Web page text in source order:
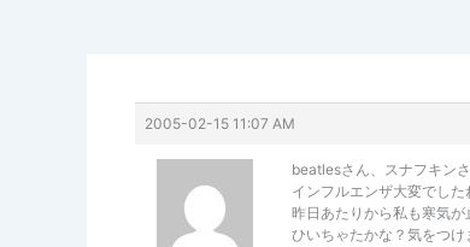
2005-02-15 11:07 AM
beatlesさん、スナフキンさ
インフルエンザ大変でした
昨日あたりから私も寒気が
ひいちゃたかな？気をつけ